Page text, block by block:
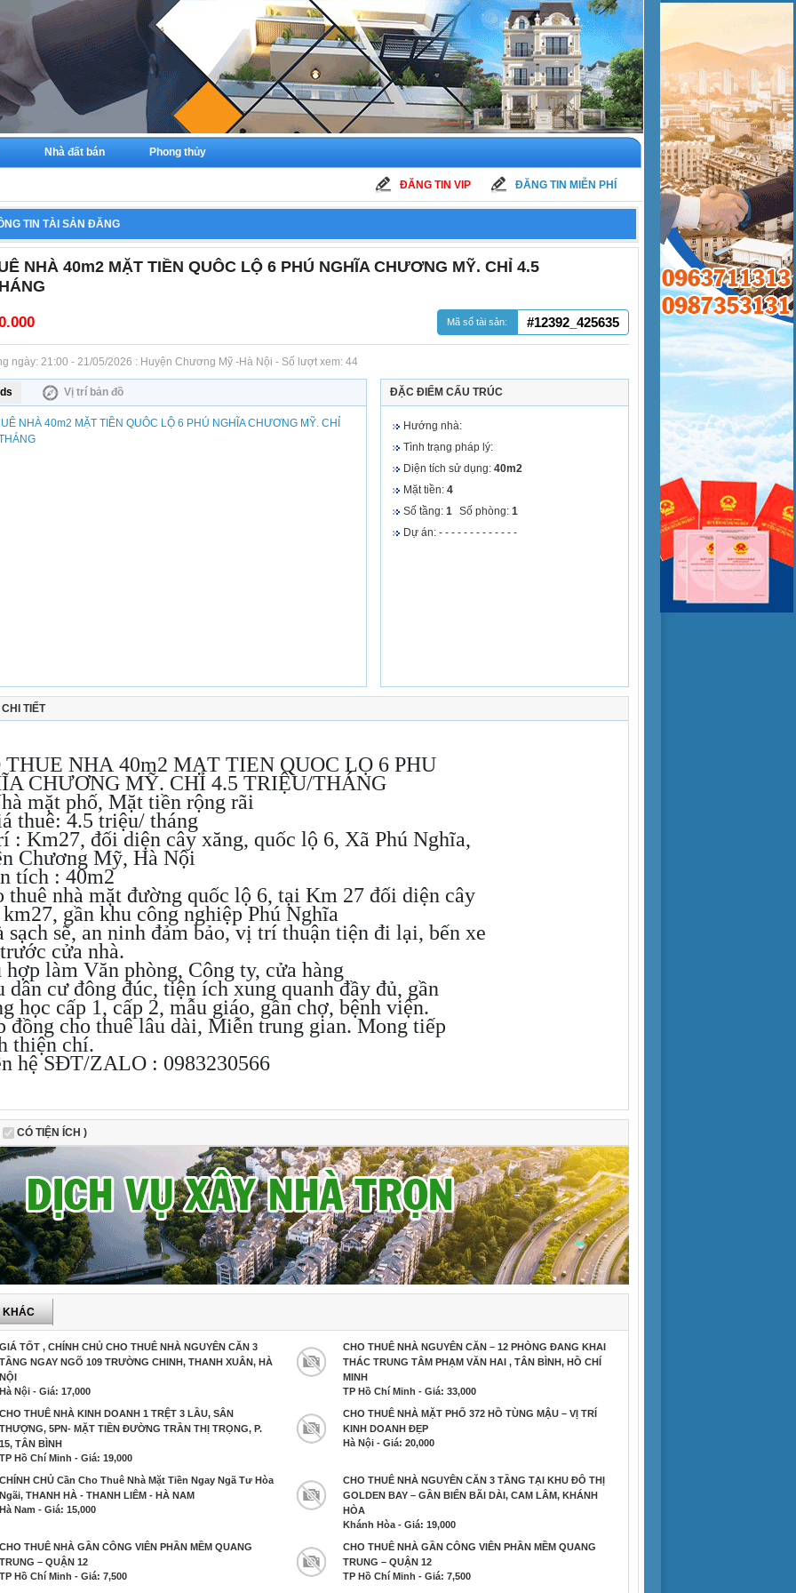
Nhà đất bán Phong thủy
ĐĂNG TIN VIP ĐĂNG TIN MIỄN PHÍ
TIN TÀI SẢN ĐĂNG
NHÀ 40m2 MẶT TIỀN QUÔC LỘ 6 PHÚ NGHĨA CHƯƠNG MỸ. CHỈ 4.5
Mã số tài sản: #12392_425635
ngày: 21:00 - 21/05/2026 : Huyện Chương Mỹ -Hà Nội - Số lượt xem: 44
Vị trí bản đồ ĐẶC ĐIỂM CẤU TRÚC
Hướng nhà:
Tình trạng pháp lý:
Diện tích sử dụng: 40m2
Mặt tiền: 4
Số tầng: 1 Số phòng: 1
Dự án: - - - - - - - - - - - - -
TIẾT
THUÊ NHÀ 40m2 MẶT TIỀN QUÔC LỘ 6 PHÚ
CHƯƠNG MỸ. CHỈ 4.5 TRIỆU/THÁNG
mặt phố, Mặt tiền rộng rãi
thuê: 4.5 triệu/ tháng
: Km27, đối diện cây xăng, quốc lộ 6, Xã Phú Nghĩa,
Chương Mỹ, Hà Nội
tích : 40m2
thuê nhà mặt đường quốc lộ 6, tại Km 27 đối diện cây
gần khu công nghiệp Phú Nghĩa
sạch sẽ, an ninh đảm bảo, vị trí thuận tiện đi lại, bến xe
cửa nhà.
hợp làm Văn phòng, Công ty, cửa hàng
dân cư đông đúc, tiện ích xung quanh đầy đủ, gần
học cấp 1, cấp 2, mẫu giáo, gần chợ, bệnh viện.
đồng cho thuê lâu dài, Miễn trung gian. Mong tiếp
thiện chí.
hệ SĐT/ZALO : 0983230566
CÓ TIỆN ÍCH )
KHÁC
GIÁ TỐT , CHÍNH CHỦ CHO THUÊ NHÀ NGUYÊN CĂN 3
TẦNG NGAY NGÕ 109 TRƯỜNG CHINH, THANH XUÂN, HÀ
NỘI
Hà Nội - Giá: 17,000
CHO THUÊ NHÀ NGUYÊN CĂN – 12 PHÒNG ĐANG KHAI
THÁC TRUNG TÂM PHẠM VĂN HAI , TÂN BÌNH, HỒ CHÍ
MINH
TP Hồ Chí Minh - Giá: 33,000
CHO THUÊ NHÀ KINH DOANH 1 TRỆT 3 LẦU, SÂN
THƯỢNG, 5PN- MẶT TIỀN ĐƯỜNG TRẦN THỊ TRỌNG, P.
15, TÂN BÌNH
TP Hồ Chí Minh - Giá: 19,000
CHO THUÊ NHÀ MẶT PHỐ 372 HỒ TÙNG MẬU – VỊ TRÍ
KINH DOANH ĐẸP
Hà Nội - Giá: 20,000
CHÍNH CHỦ Cần Cho Thuê Nhà Mặt Tiền Ngay Ngã Tư Hòa
Ngãi, THANH HÀ - THANH LIÊM - HÀ NAM
Hà Nam - Giá: 15,000
CHO THUÊ NHÀ NGUYÊN CĂN 3 TẦNG TẠI KHU ĐÔ THỊ
GOLDEN BAY – GẦN BIỂN BÃI DÀI, CAM LÂM, KHÁNH
HÒA
Khánh Hòa - Giá: 19,000
CHO THUÊ NHÀ GẦN CÔNG VIÊN PHẦN MỀM QUANG
TRUNG – QUẬN 12
TP Hồ Chí Minh - Giá: 7,500
CHO THUÊ NHÀ GẦN CÔNG VIÊN PHẦN MỀM QUANG
TRUNG – QUẬN 12
TP Hồ Chí Minh - Giá: 7,500